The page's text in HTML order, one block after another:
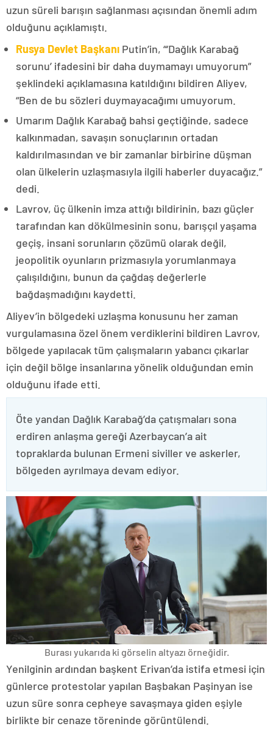
uzun süreli barışın sağlanması açısından önemli adım
olduğunu açıklamıştı.
Rusya Devlet Başkanı Putin’in, “‘Dağlık Karabağ
sorunu’ ifadesini bir daha duymamayı umuyorum”
şeklindeki açıklamasına katıldığını bildiren Aliyev,
“Ben de bu sözleri duymayacağımı umuyorum.
Umarım Dağlık Karabağ bahsi geçtiğinde, sadece
kalkınmadan, savaşın sonuçlarının ortadan
kaldırılmasından ve bir zamanlar birbirine düşman
olan ülkelerin uzlaşmasıyla ilgili haberler duyacağız.”
dedi.
Lavrov, üç ülkenin imza attığı bildirinin, bazı güçler
tarafından kan dökülmesinin sonu, barışçıl yaşama
geçiş, insani sorunların çözümü olarak değil,
jeopolitik oyunların prizmasıyla yorumlanmaya
çalışıldığını, bunun da çağdaş değerlerle
bağdaşmadığını kaydetti.
Aliyev’in bölgedeki uzlaşma konusunu her zaman
vurgulamasına özel önem verdiklerini bildiren Lavrov,
bölgede yapılacak tüm çalışmaların yabancı çıkarlar
için değil bölge insanlarına yönelik olduğundan emin
olduğunu ifade etti.
Öte yandan Dağlık Karabağ’da çatışmaları sona
erdiren anlaşma gereği Azerbaycan’a ait
topraklarda bulunan Ermeni siviller ve askerler,
bölgeden ayrılmaya devam ediyor.
Burası yukarıda ki görselin altyazı örneğidir.
Yenilginin ardından başkent Erivan’da istifa etmesi için
günlerce protestolar yapılan Başbakan Paşinyan ise
uzun süre sonra cepheye savaşmaya giden eşiyle
birlikte bir cenaze töreninde görüntülendi.